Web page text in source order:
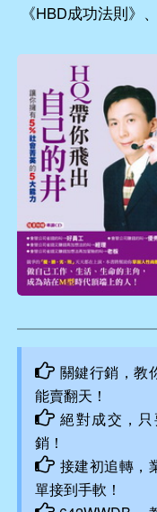
《HBD成功法則》
關鍵行銷，教
能賣翻天！
絕對成交，
銷！
接建初追轉，
單接到手軟！